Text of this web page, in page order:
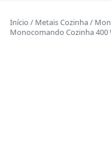
Início / Metais Cozinha /
Monocomando Cozinha 400